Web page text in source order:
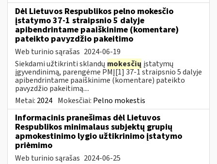
Dėl Lietuvos Respublikos pelno mokesčio
įstatymo 37-1 straipsnio 5 dalyje
apibendrintame paaiškinime (komentare)
pateikto pavyzdžio pakeitimo
Web turinio sąrašas 2024-06-19
Siekdami užtikrinti sklandų mokesčių įstatymų
įgyvendinimą, parengėme PMĮ[1] 37-1 straipsnio 5 dalyje
apibendrintame paaiškinime (komentare) pateikto
pavyzdžio pakeitimą....
Metai: 2024 Mokesčiai: Pelno mokestis
Informacinis pranešimas dėl Lietuvos
Respublikos minimalaus subjektų grupių
apmokestinimo lygio užtikrinimo įstatymo
priėmimo
Web turinio sąrašas 2024-06-25